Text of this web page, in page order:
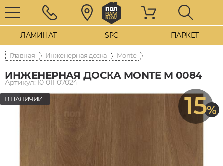
ЛАМИНАТ SPC ПАРКЕТ
Главная Инженерная доска Monte
ИНЖЕНЕРНАЯ ДОСКА MONTE M 0084
Артикул: 10-011-07024
15%
В НАЛИЧИИ